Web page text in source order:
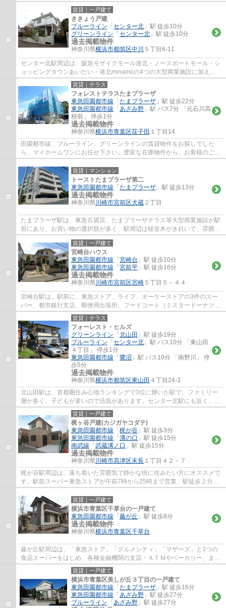
と、駅北側には、宮前区役所、宮前図書館、...
賃貸｜一戸建て
ききょう戸建
ブルーライン 「 センター北 」駅 徒歩10分
グリーンライン 「 センター北 」駅 徒歩10分
過去掲載物件
神奈川県横浜市都筑区中川 ５丁目6-11
センター北駅周辺は、阪急モザイクモール港北・ノースポートモール・シ
ョッピングタウンあいたい・港北minamoの4つの大型商業施設に加え、
プレミアヨコハマやYOTSUBAKOなど、お買い物...
賃貸｜テラス
フォレストテラスたまプラーザ
東急田園都市線 「 たまプラーザ 」駅 徒歩22分
東急田園都市線 「 あざみ野 」駅 バス7分 「元石川高
校前」 停歩1分
過去掲載物件
神奈川県横浜市青葉区荏子田 １丁目14
田園都市線、ブルーライン、グリーンラインの賃貸物件をお探しでした
ら、マイホームワンにお任せ下さい。豊富な在庫物件から、お客様のご要
望に合うお部屋をご提案致します。
賃貸｜マンション
トーストたまプラーザ第二
東急田園都市線 「 たまプラーザ 」駅 徒歩13分
過去掲載物件
神奈川県川崎市宮前区犬蔵 ２丁目
たまプラーザ駅は、東急百貨店、たまプラーザテラス等大型商業施設が駅
前にあり、お買い物の選択肢が多く、駅周辺は桜並木がきれいで、雰囲気
が良くとても人気の駅です。駅徒歩５分の...
賃貸｜一戸建て
宮崎台ハウス
東急田園都市線 「 宮崎台 」駅 徒歩10分
東急田園都市線 「 宮前平 」駅 徒歩16分
過去掲載物件
神奈川県川崎市宮前区宮崎 ５丁目５－４４
宮崎台駅は、駅前に、東急ストア、ライフ、オーケーストアの3件のスー
パー、都市銀行支店、郵便局出張所、フードコート（ミスタードーナツ、
ケンタッキー、タリーズ、銀だこ）等があり...
賃貸｜テラス
フォーレスト・ヒルズ
グリーンライン 「 北山田 」駅 徒歩19分
ブルーライン 「 センター北 」駅 バス10分 「東山田
４丁目」 停歩1分
東急田園都市線 「 鷺沼 」駅 バス10分 「南野川」 停
歩5分
過去掲載物件
神奈川県横浜市都筑区東山田 ４丁目24-3
北山田駅は、首都圏住み心地ランキングで3位に輝いた駅で、ファミリー
層が多く、子どもが多いので活気があります。センター北駅にも近く、シ
ョッピングが充実していることに加え、都心...
賃貸｜一戸建て
梶ヶ谷戸建(カジガヤコダテ)
東急田園都市線 「 梶が谷 」駅 徒歩3分
東急田園都市線 「 溝の口 」駅 徒歩15分
南武線 「 武蔵溝ノ口 」駅 徒歩15分
過去掲載物件
神奈川県川崎市高津区末長 １丁目４２－７
梶が谷駅周辺は、落ち着いた雰囲気で静かな街に住みたい方にオススメで
す。駅前スーパー東急ストアが午前7時から25時まで営業、駅徒歩２分の
高津郵便局は、高津区の本局で不在時の荷物...
賃貸｜一戸建て
横浜市青葉区千草台の一戸建て
東急田園都市線 「 藤が丘 」駅 徒歩8分
過去掲載物件
神奈川県横浜市青葉区千草台
藤が丘駅周辺は、「東急ストア」「グルメシティ」「マザーズ」と3つの
食品スーパーをはじめ、各種金融機関の支店・ＡＴＭやベーカリー、また
昭和大学藤が丘病院ほか各種クリニックや薬...
賃貸｜一戸建て
横浜市青葉区美しが丘３丁目の一戸建て
東急田園都市線 「 たまプラーザ 」駅 徒歩16分
東急田園都市線 「 あざみ野 」駅 徒歩27分
ブルーライン 「 あざみ野 」駅 徒歩27分